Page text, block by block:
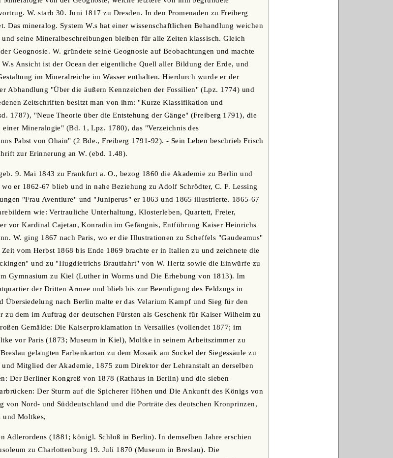
W. starb 30. Juni 1817 zu Dresden. In den Promenaden zu Freiberg
Das mineralog. System W.s hat einer wissenschaftlichen Behandlung weichen
seine Mineralbeschreibungen bleiben für alle Zeiten klassisch. Gleich
Geognosie. W. gründete seine Geognosie auf Beobachtungen und machte
Ansicht ist der Ocean der eigentliche Quell aller Bildung der Erde, und
im Mineralreiche im Wasser enthalten. Hierdurch wurde er der
Abhandlung "Über die äußern Kennzeichen der Fossilien" (Lpz. 1774) und
Zeitschriften besitzt man von ihm: "Kurze Klassifikation und
1787), "Neue Theorie über die Entstehung der Gänge" (Freiberg 1791), die
einer Mineralogie" (Bd. 1, Lpz. 1780), das "Verzeichnis des
Pabst von Ohain" (2 Bde., Freiberg 1791-92). - Sein Leben beschrieb Frisch
zur Erinnerung an W. (ebd. 1.48).
9. Mai 1843 zu Frankfurt a. O., bezog 1860 die Akademie zu Berlin und
er 1862-67 blieb und in nahe Beziehung zu Adolf Schrödter, C. F. Lessing
"Frau Aventiure" und "Juniperus" er 1863 und 1865 illustrierte. 1865-67
wie: Vertrauliche Unterhaltung, Klosterleben, Quartett, Freier,
vor Kardinal Cajetan, Konradin im Gefängnis, Entführung Kaiser Heinrichs
W. ging 1867 nach Paris, wo er die Illustrationen zu Scheffels "Gaudeamus"
vom Herbst 1868 bis Ende 1869 brachte er in Italien zu und zeichnete die
und zu "Hugdietrichs Brautfahrt" von W. Hertz sowie die Einwürfe zu
Gymnasium zu Kiel (Luther in Worms und Die Erhebung von 1813). Im
der Dritten Armee und blieb bis zur Beendigung des Feldzugs in
Übersiedelung nach Berlin malte er das Velarium Kampf und Sieg für den
zu dem im Auftrag der deutschen Fürsten als Geschenk für Kaiser Wilhelm zu
Gemälde: Die Kaiserproklamation in Versailles (vollendet 1877; im
vor Paris (1873; Museum in Kiel), Moltke in seinem Arbeitszimmer zu
gelangten Farbenkarton zu dem Mosaik am Sockel der Siegessäule zu
Mitglied der Akademie, 1875 zum Direktor der Lehranstalt an derselben
Der Berliner Kongreß von 1878 (Rathaus in Berlin) und die sieben
Der Sturm auf die Spicherer Höhen und Die Ankunft des Königs von
von Nord- und Süddeutschland und die Porträte des deutschen Kronprinzen,
und Moltkes,
Adlerordens (1881; königl. Schloß in Berlin). In demselben Jahre erschien
zu Charlottenburg 19. Juli 1870 (Museum in Breslau). Die